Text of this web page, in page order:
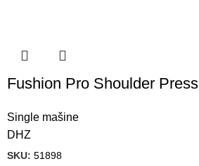
Fushion Pro Shoulder Press
Single mašine
DHZ
SKU: 51898